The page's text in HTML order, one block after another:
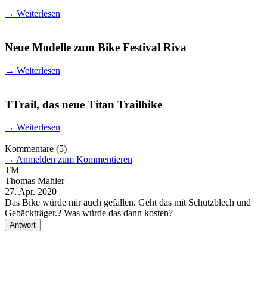
→ Weiterlesen
Neue Modelle zum Bike Festival Riva
→ Weiterlesen
TTrail, das neue Titan Trailbike
→ Weiterlesen
Kommentare (5)
→ Anmelden zum Kommentieren
TM
Thomas Mahler
27. Apr. 2020
Das Bike würde mir auch gefallen. Geht das mit Schutzblech und
Gebäckträger.? Was würde das dann kosten?
Antwort